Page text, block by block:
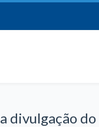
divulgação do